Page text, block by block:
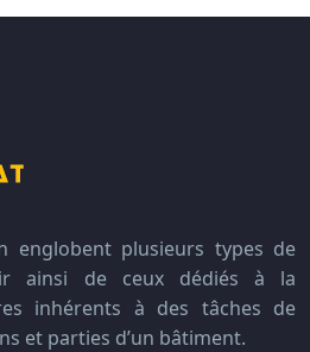
englobent plusieurs types de
ainsi de ceux dédiés à la
inhérents à des tâches de
et parties d’un bâtiment.